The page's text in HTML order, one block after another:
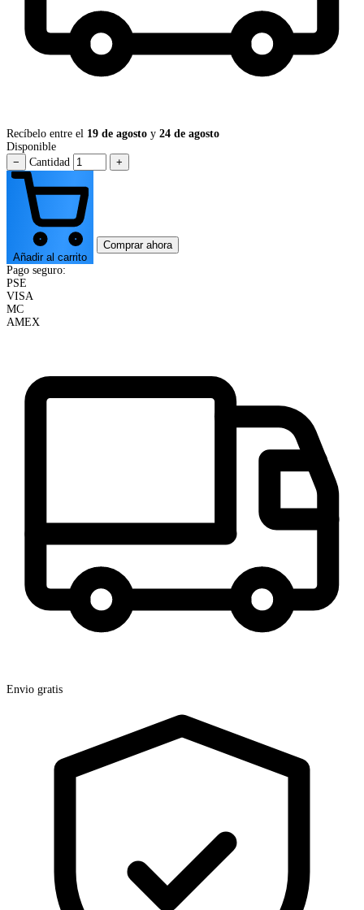
Recíbelo entre el 19 de agosto y 24 de agosto
Disponible
−
Cantidad +
Añadir al carrito
Comprar ahora
Pago seguro:
PSE
VISA
MC
AMEX
Envio gratis